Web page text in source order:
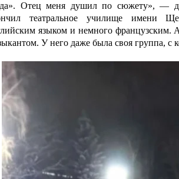
Отец меня душил по сюжету», —
театральное училище имени
языком и немного французским.
У него даже была своя группа, с